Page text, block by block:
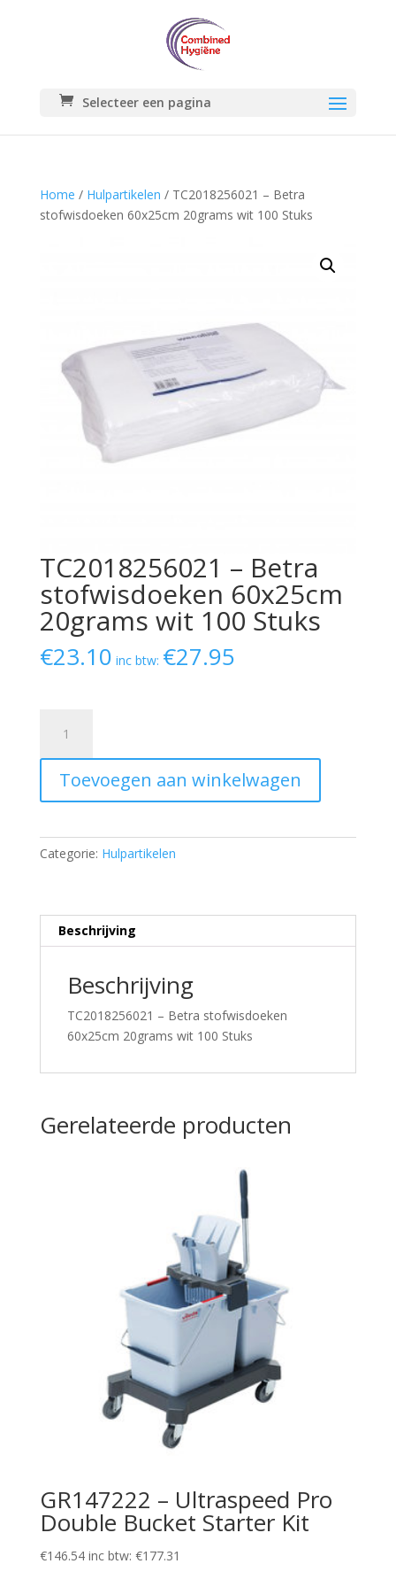
Selecteer een pagina
Home / Hulpartikelen / TC2018256021 – Betra
stofwisdoeken 60x25cm 20grams wit 100 Stuks
TC2018256021 – Betra
stofwisdoeken 60x25cm
20grams wit 100 Stuks
€23.10 inc btw: €27.95
Betra
stofwisdoeken
60x25cm
wit
100
Toevoegen aan winkelwagen
Categorie: Hulpartikelen
Beschrijving
Beschrijving
TC2018256021 – Betra stofwisdoeken
60x25cm 20grams wit 100 Stuks
Gerelateerde producten
GR147222 – Ultraspeed Pro
Double Bucket Starter Kit
€146.54 inc btw: €177.31